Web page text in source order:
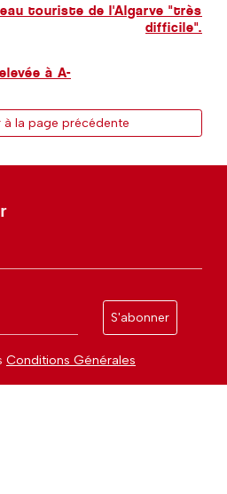
touriste de l'Algarve "très
difficile".
à A-
la page précédente
S'abonner
Conditions Générales